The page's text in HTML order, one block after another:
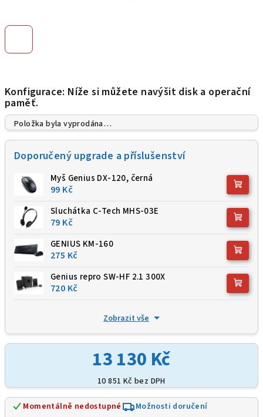
Konfigurace: Níže si můžete navýšit disk a operační
paměť.
Položka byla vyprodána…
Doporučený upgrade a příslušenství
Myš Genius DX-120, černá
99 Kč
Sluchátka C-Tech MHS-03E
79 Kč
GENIUS KM-160
275 Kč
Genius repro SW-HF 2.1 300X
720 Kč
Zobrazit vše
13 130 Kč
10 851 Kč bez DPH
Momentálně nedostupné
Možnosti doručení